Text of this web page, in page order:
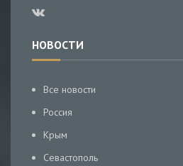
НОВОСТИ
Все новости
Россия
Крым
Севастополь